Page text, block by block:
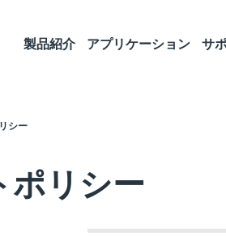
製品紹介 アプリケーション サ
シー
ポリシー